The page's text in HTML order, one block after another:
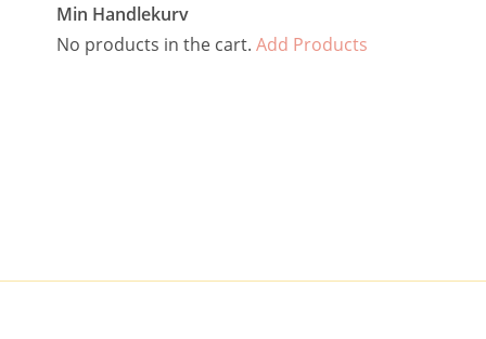
Min Handlekurv
No products in the cart.Add Products